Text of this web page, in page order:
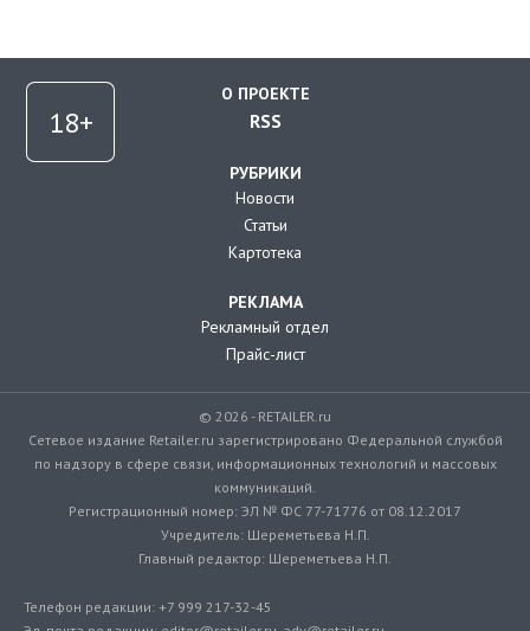
О ПРОЕКТЕ
RSS
РУБРИКИ
Новости
Статьи
Картотека
РЕКЛАМА
Рекламный отдел
Прайс-лист
© 2026 - RETAILER.ru
Сетевое издание Retailer.ru зарегистрировано Федеральной службой
по надзору в сфере связи, информационных технологий и массовых
коммуникаций.
Регистрационный номер: ЭЛ № ФС 77-71776 от 08.12.2017
Учредитель: Шереметьева Н.П.
Главный редактор: Шереметьева Н.П.
Телефон редакции: +7 999 217-32-45